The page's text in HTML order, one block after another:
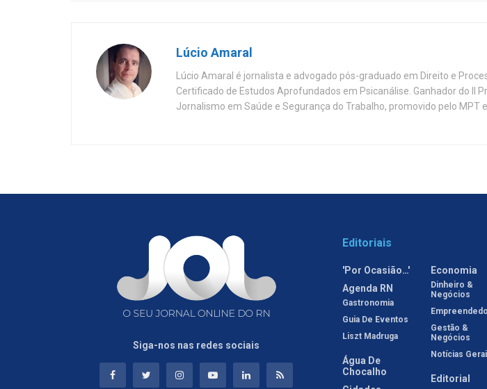
Lúcio Amaral
Lúcio Amaral é jornalista e advogado pós-graduado em Direito e
Certificado de Estudos Aprofundados em Psicanálise. Ganhador do II
Jornalismo em Saúde e Segurança do Trabalho, promovido pelo MPT
Siga-nos nas redes sociais
Editoriais
'Por Ocasião…'
Agenda RN
Gastronomia
Guia De Eventos
Liszt Madruga
Água De
Chocalho
Economia
Dinheiro &
Negócios
Gestão &
Negócios
Notícias
Editorial